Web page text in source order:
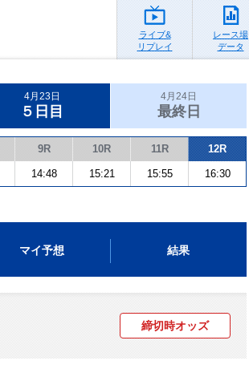
ライブ&
リプレイ
レース場
データ
4月23日
５日目
4月24日
最終日
9R 10R 11R 12R
14:48 15:21 15:55 16:30
マイ予想 結果
締切時オッズ